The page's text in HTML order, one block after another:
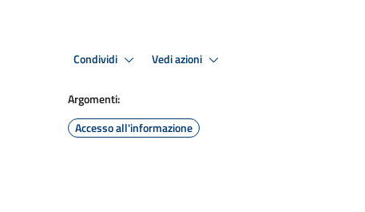
Condividi Vedi azioni
Argomenti:
Accesso all'informazione